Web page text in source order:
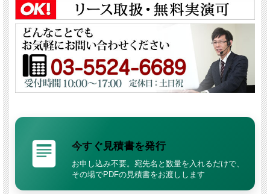
高真空圧2段仕様のリングブロア方式
高真空圧2段仕様のリングブロア方式を採用した上位モデルです。
標準的な機種よりも強い吸引力が求められる現場で、安定した回収性能を発
揮します。
最大真空圧44.1kPaの強力吸引
ITR3204やISR2706Lよりも吸引力を重視した仕様で、より負荷の高い回収
オイル・グリス補充不要で連続運転しやすい
リングブロア方式のため、オイル・グリスの補充が不要。
保守負担を抑えながら、連続運転用途にも対応しやすい設計です。
今すぐ見積書を発行
お申し込み不要。宛先名と数量を入れるだけで、
その場でPDFの見積書をお渡しします